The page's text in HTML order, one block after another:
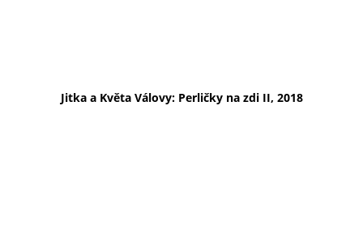
Jitka a Květa Válovy: Perličky na zdi II, 2018